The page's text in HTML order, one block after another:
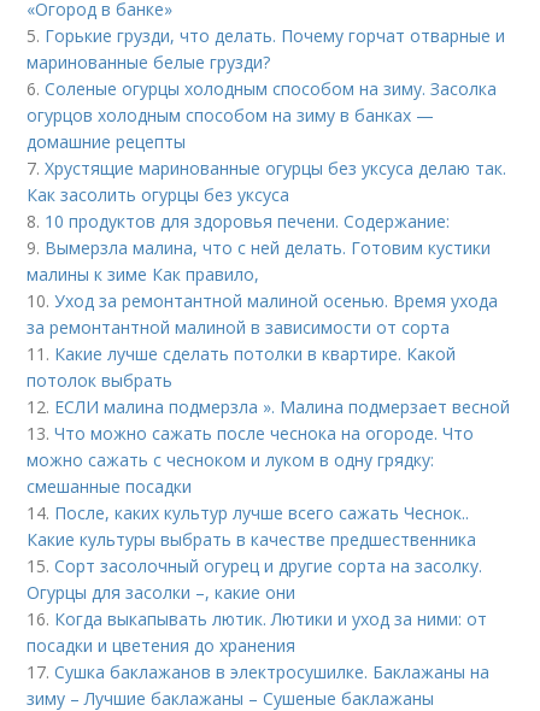
«Огород в банке»
5. Горькие грузди, что делать. Почему горчат отварные и
маринованные белые грузди?
6.Соленые огурцы холодным способом на зиму. Засолка
огурцов холодным способом на зиму в банках —
домашние рецепты
7.Хрустящие маринованные огурцы без уксуса делаю так.
Как засолить огурцы без уксуса
8. 10 продуктов для здоровья печени. Содержание:
9. Вымерзла малина, что с ней делать. Готовим кустики
малины к зиме Как правило,
10.Уход за ремонтантной малиной осенью. Время ухода
за ремонтантной малиной в зависимости от сорта
11. Какие лучше сделать потолки в квартире. Какой
потолок выбрать
12. ЕСЛИ малина подмерзла ». Малина подмерзает весной
13.Что можно сажать после чеснока на огороде. Что
можно сажать с чесноком и луком в одну грядку:
смешанные посадки
14. После, каких культур лучше всего сажать Чеснок..
Какие культуры выбрать в качестве предшественника
15.Сорт засолочный огурец и другие сорта на засолку.
Огурцы для засолки –, какие они
16. Когда выкапывать лютик. Лютики и уход за ними: от
посадки и цветения до хранения
17.Сушка баклажанов в электросушилке. Баклажаны на
зиму – Лучшие баклажаны – Сушеные баклажаны